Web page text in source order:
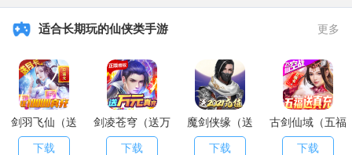
适合长期玩的仙侠类手游 更多
剑羽飞仙（送
10000真充）
下载
剑凌苍穹（送万
元真充）
下载
魔剑侠缘（送
2021充值）
下载
古剑仙域（五福
送真充）
下载